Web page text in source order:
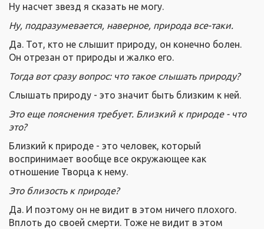
Ну насчет звезд я сказать не могу.
Ну, подразумевается, наверное, природа все-таки.
Да. Тот, кто не слышит природу, он конечно болен.
Он отрезан от природы и жалко его.
Тогда вот сразу вопрос: что такое слышать природу?
Слышать природу - это значит быть близким к ней.
Это еще пояснения требует. Близкий к природе - что
это?
Близкий к природе - это человек, который
воспринимает вообще все окружающее как
отношение Творца к нему.
Это близость к природе?
Да. И поэтому он не видит в этом ничего плохого.
Вплоть до своей смерти. Тоже не видит в этом